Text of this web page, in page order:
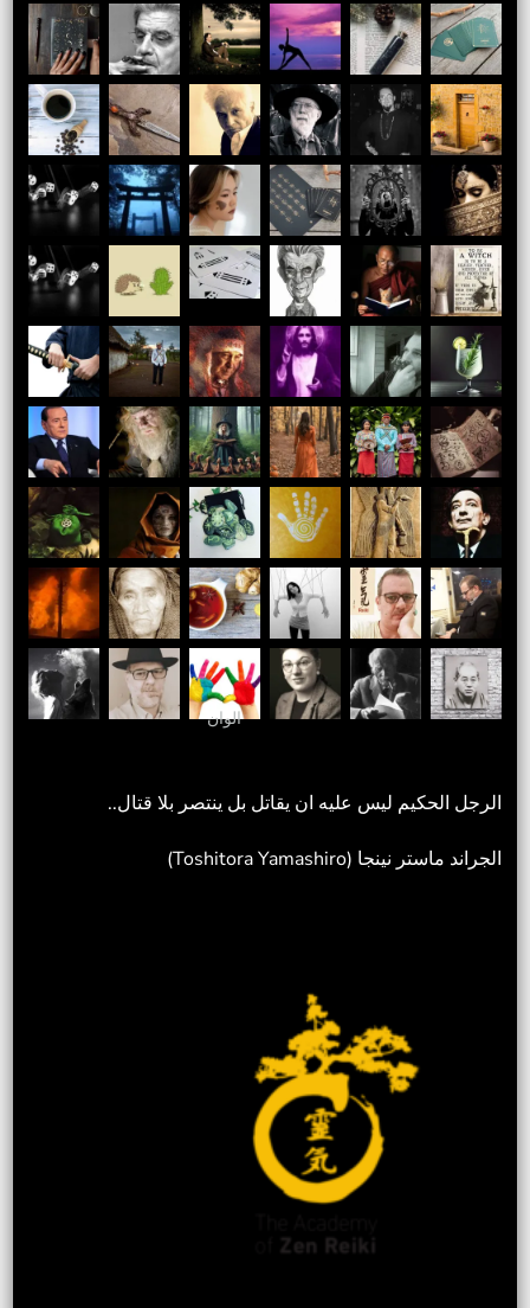
الوان
الرجل الحكيم ليس عليه ان يقاتل بل ينتصر بلا قتال..
الجراند ماستر نينجا (Toshitora Yamashiro)